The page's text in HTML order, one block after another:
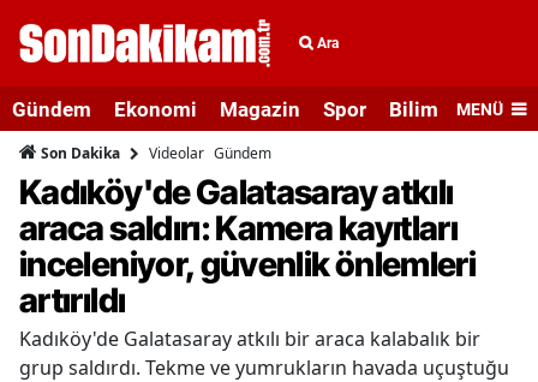
Ara
Gündem Ekonomi Magazin Spor Bilim veMENÜ
Son Dakika Videolar Gündem
Kadıköy'de Galatasaray atkılı
araca saldırı: Kamera kayıtları
inceleniyor, güvenlik önlemleri
artırıldı
Kadıköy'de Galatasaray atkılı bir araca kalabalık bir
grup saldırdı. Tekme ve yumrukların havada uçuştuğu